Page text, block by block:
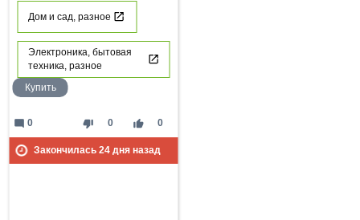
Дом и сад, разное
Электроника, бытовая
техника, разное
Купить
thumb_down 0 thumb_up 0
mode_comment 0
Закончилась 24дня назад